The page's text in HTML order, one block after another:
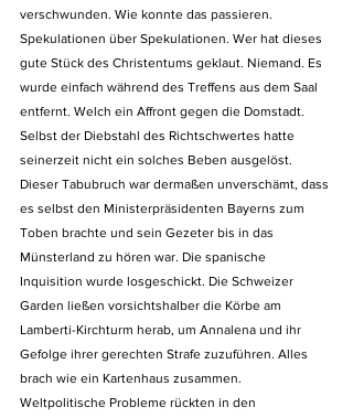
verschwunden. Wie konnte das passieren.
Spekulationen über Spekulationen. Wer hat dieses
gute Stück des Christentums geklaut. Niemand. Es
wurde einfach während des Treffens aus dem Saal
entfernt. Welch ein Affront gegen die Domstadt.
Selbst der Diebstahl des Richtschwertes hatte
seinerzeit nicht ein solches Beben ausgelöst.
Dieser Tabubruch war dermaßen unverschämt, dass
es selbst den Ministerpräsidenten Bayerns zum
Toben brachte und sein Gezeter bis in das
Münsterland zu hören war. Die spanische
Inquisition wurde losgeschickt. Die Schweizer
Garden ließen vorsichtshalber die Körbe am
Lamberti-Kirchturm herab, um Annalena und ihr
Gefolge ihrer gerechten Strafe zuzuführen. Alles
brach wie ein Kartenhaus zusammen.
Weltpolitische Probleme rückten in den